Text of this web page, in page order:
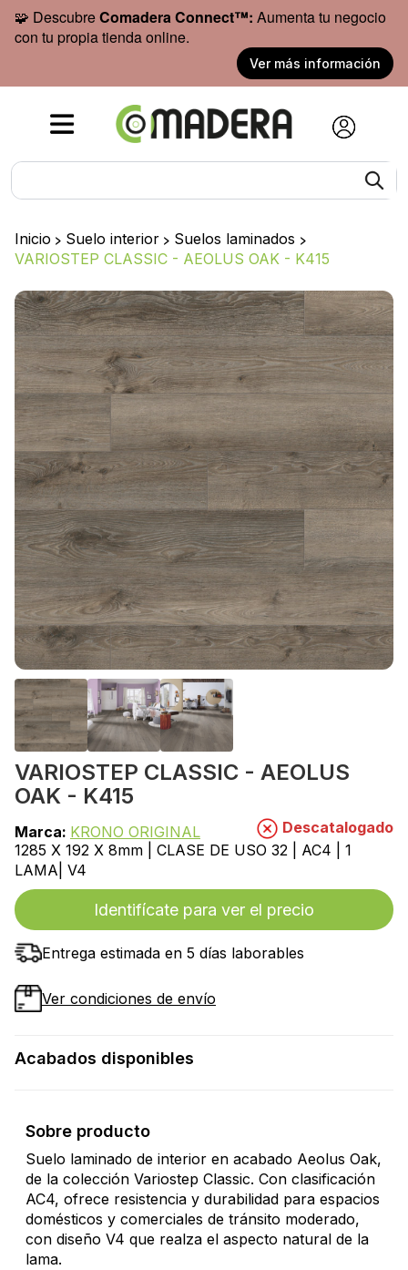
🧩 DescubreComadera Connect™: Aumenta tu negocio
con tu propia tienda online.
Ver más información
Inicio > Suelo interior > Suelos laminados >
VARIOSTEP CLASSIC - AEOLUS OAK - K415
VARIOSTEP CLASSIC - AEOLUS
OAK - K415
Marca: KRONO ORIGINAL
Descatalogado
1285 X 192 X 8mm | CLASE DE USO 32 | AC4 | 1
LAMA| V4
Identifícate para ver el precio
Entrega estimada en 5 días laborables
Ver condiciones de envío
Acabados disponibles
Sobre producto
Suelo laminado de interior en acabado Aeolus Oak,
de la colección Variostep Classic. Con clasificación
AC4, ofrece resistencia y durabilidad para espacios
domésticos y comerciales de tránsito moderado,
con diseño V4 que realza el aspecto natural de la
lama.